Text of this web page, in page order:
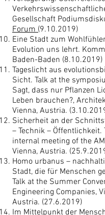
Gesellschaft
Forum (9.10.2019)
Eine Stadt zum
Evolution uns lehrt.
Baden-Baden (8.10.2019)
Tageslicht aus
Sicht. Talk at the
Sagt, dass nur Pflanzen
Leben brauchen?,
Vienna, Austria.
Sicherheit an der
– Technik – Öffentlichkeit.
internal meeting of the
Vienna, Austria.
Homo urbanus –
Stadt, die für Menschen
Talk at the Summer
Engineering Companies,
Austria. (27.6.2019)
Im Mittelpunkt der